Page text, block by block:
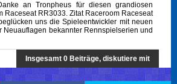
an Tronpheus für diesen grandiosen
Raceseat RR3033. Zitat Raceroom Raceseat
uns die Spieleentwickler mit neuen
Neuauflagen bekannter Rennspielserien und
Insgesamt 0 Beiträge, diskutiere mit